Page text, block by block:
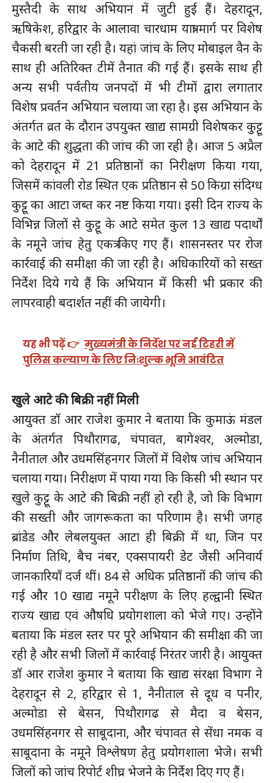
मुस्तैदी के साथ अभियान में जुटी हुई हैं। देहरादून,
ऋषिकेश, हरिद्वार के आलावा चारधाम यात्रा मार्ग पर विशेष
चैकसी बरती जा रही है। यहां जांच के लिए मोबाइल वैन के
साथ ही अतिरिक्त टीमें तैनात की गई हैं। इसके साथ ही
अन्य सभी पर्वतीय जनपदों में भी टीमों द्वारा लगातार
विशेष प्रवर्तन अभियान चलाया जा रहा है। इस अभियान के
अंतर्गत व्रत के दौरान उपयुक्त खाद्य सामग्री विशेषकर कुट्टू
के आटे की शुद्धता की जांच की जा रही है। आज 5 अप्रैल
को देहरादून में 21 प्रतिष्ठानों का निरीक्षण किया गया,
जिसमें कांवली रोड स्थित एक प्रतिष्ठान से 50 किग्रा संदिग्ध
कुट्टू का आटा जब्त कर नष्ट किया गया। इसी दिन राज्य के
विभिन्न जिलों से कुट्टू के आटे समेत कुल 13 खाद्य पदार्थों
के नमूने जांच हेतु एकत्र किए गए हैं। शासनस्तर पर रोज
कार्रवाई की समीक्षा की जा रही है। अधिकारियों को सख्त
निर्देश दिये गये हैं कि अभियान में किसी भी प्रकार की
लापरवाही बदार्शत नहीं की जायेगी।
यह भी पढ़ें 👉 मुख्यमंत्री के निर्देश पर नई टिहरी में
पुलिस कल्याण के लिए निःशुल्क भूमि आवंटित
खुले आटे की बिक्री नहीं मिली
आयुक्त डाॅ आर राजेश कुमार ने बताया कि कुमाऊं मंडल
के अंतर्गत पिथौरागढ, चंपावत, बागेश्वर, अल्मोडा,
नैनीताल और उधमसिंहनगर जिलों में विशेष जांच अभियान
चलाया गया। निरीक्षण में पाया गया कि किसी भी स्थान पर
खुले कुट्टू के आटे की बिक्री नहीं हो रही है, जो कि विभाग
की सख्ती और जागरूकता का परिणाम है। सभी जगह
ब्रांडेड और लेबलयुक्त आटा ही बिक्री में था, जिन पर
निर्माण तिथि, बैच नंबर, एक्सपायरी डेट जैसी अनिवार्य
जानकारियाँ दर्ज थीं। 84 से अधिक प्रतिष्ठानों की जांच की
गई और 10 खाद्य नमूने परीक्षण के लिए हल्द्वानी स्थित
राज्य खाद्य एवं औषधि प्रयोगशाला को भेजे गए। उन्होंने
बताया कि मंडल स्तर पर पूरे अभियान की समीक्षा की जा
रही है और सभी जिलों में कार्रवाई निरंतर जारी है। आयुक्त
डाॅ आर राजेश कुमार ने बताया कि खाद्य संरक्षा विभाग ने
देहरादून से 2, हरिद्वार से 1, नैनीताल से दूध व पनीर,
अल्मोडा से बेसन, पिथौरागढ से मैदा व बेसन,
उधमसिंहनगर से साबूदाना, और चंपावत से सेंधा नमक व
साबूदाना के नमूने विश्लेषण हेतु प्रयोगशाला भेजे। सभी
जिलों को जांच रिपोर्ट शीघ्र भेजने के निर्देश दिए गए हैं।